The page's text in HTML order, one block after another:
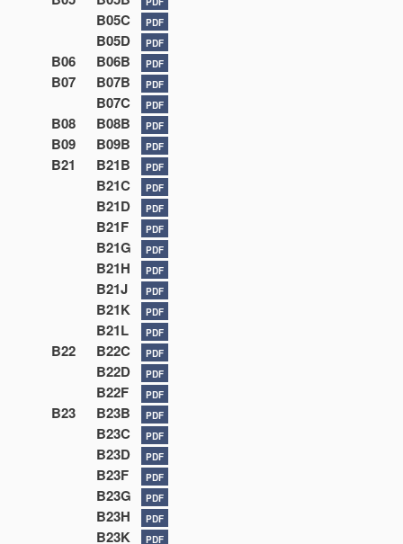
B05C PDF
B05D PDF
B06 B06B PDF
B07 B07B PDF
B07C PDF
B08 B08B PDF
B09 B09B PDF
B21 B21B PDF
B21C PDF
B21D PDF
B21F PDF
B21G PDF
B21H PDF
B21J PDF
B21K PDF
B21L PDF
B22 B22C PDF
B22D PDF
B22F PDF
B23 B23B PDF
B23C PDF
B23D PDF
B23F PDF
B23G PDF
B23H PDF
B23K PDF